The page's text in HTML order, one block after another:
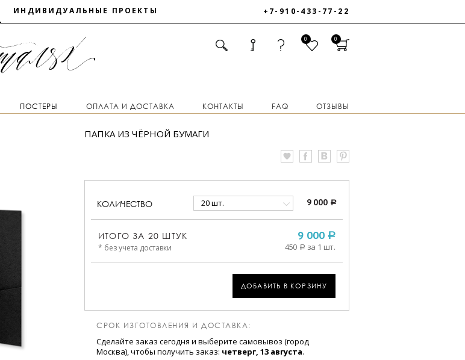
ИНДИВИДУАЛЬНЫЕ ПРОЕКТЫ +7-910-433-77-22
0 0
ПОСТЕРЫ ОПЛАТА И ДОСТАВКА КОНТАКТЫ FAQ ОТЗЫВЫ
ПАПКА ИЗ ЧЁРНОЙ БУМАГИ
КОЛИЧЕСТВО 20 шт. 9 000 a
ИТОГО ЗА 20 ШТУК
* без учета доставки
9 000 a
450 a за 1 шт.
ДОБАВИТЬ В КОРЗИНУ
СРОК ИЗГОТОВЛЕНИЯ И ДОСТАВКА:
Сделайте заказ сегодня и выберите самовывоз (город
Москва), чтобы получить заказ: четверг, 13 августа.